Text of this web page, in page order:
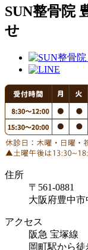
SUN整骨院
せ
住所
〒561-0881
大阪府豊中市
アクセス
阪急 宝塚線
岡町駅から徒